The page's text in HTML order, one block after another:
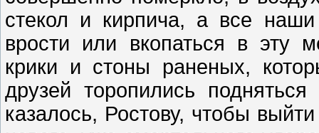
стекол и кирпича, а все
врости или вкопаться в эту
крики и стоны раненых,
друзей торопились
казалось, Ростову, чтобы